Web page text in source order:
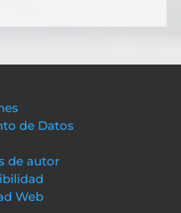
de Datos
de autor
Web